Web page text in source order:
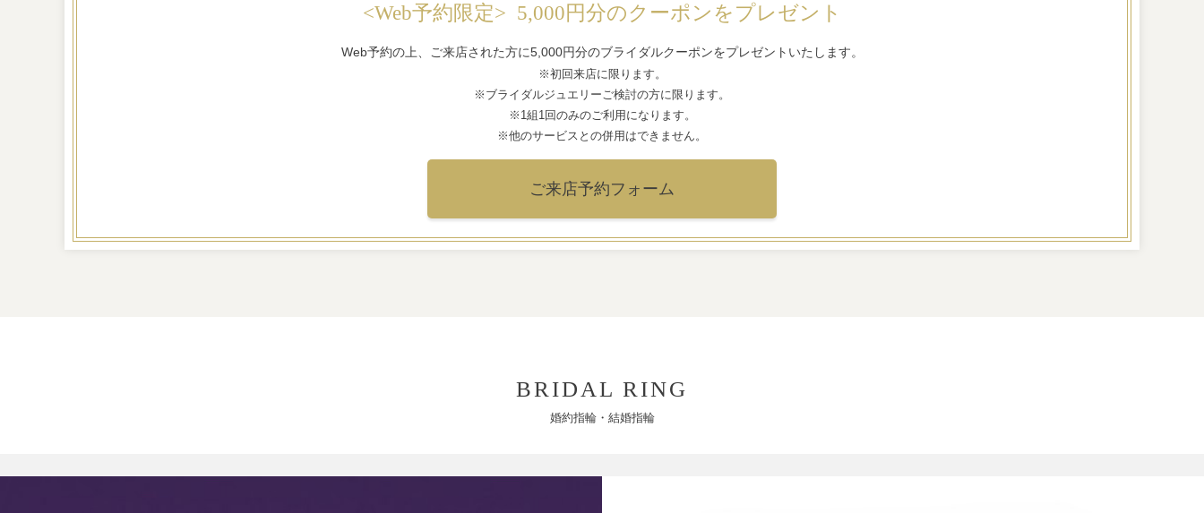
<Web予約限定> 5,000円分のクーポンをプレゼント
Web予約の上、ご来店された方に5,000円分のブライダルクーポンをプレゼントいたします。
※初回来店に限ります。
※ブライダルジュエリーご検討の方に限ります。
※1組1回のみのご利用になります。
※他のサービスとの併用はできません。
ご来店予約フォーム
BRIDAL RING
婚約指輪・結婚指輪